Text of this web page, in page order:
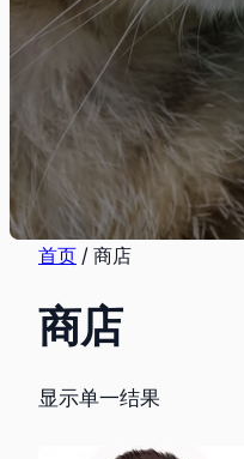
首页 / 商店
商店
显示单一结果